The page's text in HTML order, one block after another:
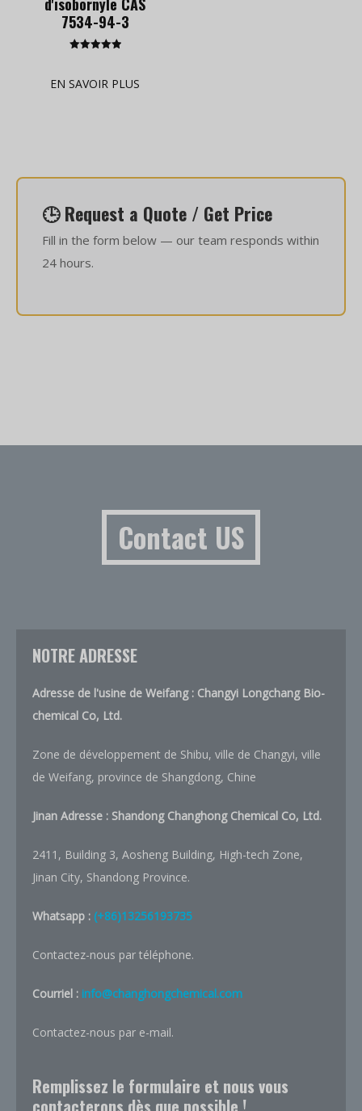
7534-94-3
EN SAVOIR PLUS
🕒 Request a Quote / Get Price
Fill in the form below — our team responds within
24 hours.
Contact US
NOTRE ADRESSE
Adresse de l'usine de Weifang : Changyi Longchang Bio-
chemical Co, Ltd.
Zone de développement de Shibu, ville de Changyi, ville
de Weifang, province de Shangdong, Chine
Jinan Adresse : Shandong Changhong Chemical Co, Ltd.
2411, Building 3, Aosheng Building, High-tech Zone,
Jinan City, Shandong Province.
Whatsapp : (+86)13256193735
Contactez-nous par téléphone.
Courriel : info@changhongchemical.com
Contactez-nous par e-mail.
Remplissez le formulaire et nous vous